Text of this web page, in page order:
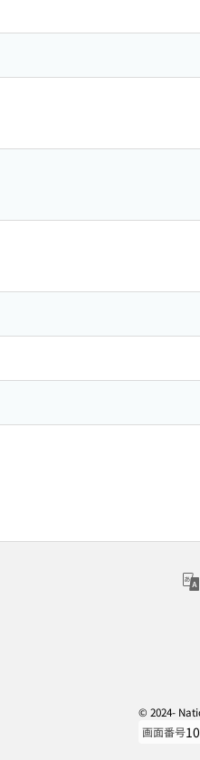
© 2024-
画面番号